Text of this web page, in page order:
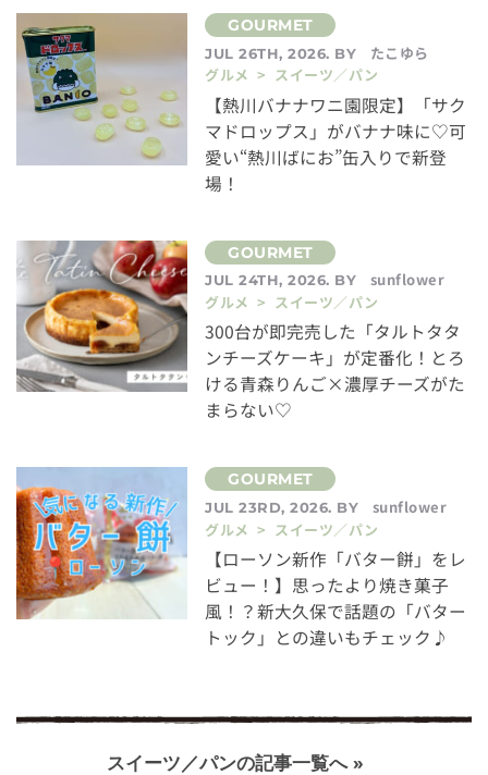
JUL 26TH, 2026. BY
たこゆら
グルメ > スイーツ／パン
【熱川バナナワニ園限定】「サク
マドロップス」がバナナ味に♡可
愛い“熱川ばにお”缶入りで新登
場！
JUL 24TH, 2026. BY
sunflower
グルメ > スイーツ／パン
300台が即完売した「タルトタタ
ンチーズケーキ」が定番化！とろ
ける青森りんご×濃厚チーズがた
まらない♡
JUL 23RD, 2026. BY
sunflower
グルメ > スイーツ／パン
【ローソン新作「バター餅」をレ
ビュー！】思ったより焼き菓子
風！？新大久保で話題の「バター
トック」との違いもチェック♪
スイーツ／パンの記事一覧へ »